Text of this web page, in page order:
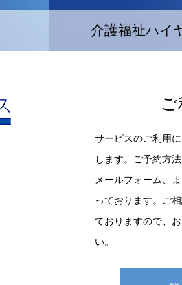
介護福祉ハイ
ご
サービスのご利用
します。ご予約方
メールフォーム、
っております。ご
ておりますので、
い。